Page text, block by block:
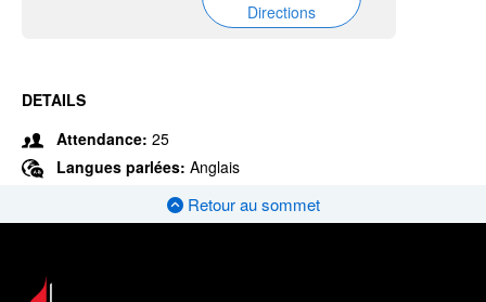
Directions
DETAILS
Attendance: 25
Langues parlées: Anglais
Retour au sommet